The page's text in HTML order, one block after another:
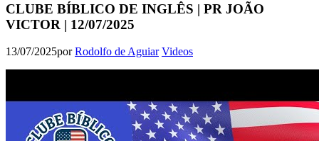
CLUBE BÍBLICO DE INGLÊS | PR JOÃO
VICTOR | 12/07/2025
13/07/2025porRodolfo de Aguiar Videos